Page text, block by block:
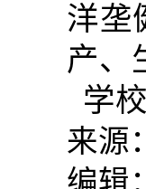
洋垄
产、
学
来源
编辑